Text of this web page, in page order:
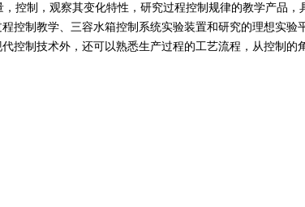
控制，观察其变化特性，研究过程控制规律的教学产品，
控制教学、三容水箱控制系统实验装置和研究的理想实验
控制技术外，还可以熟悉生产过程的工艺流程，从控制的